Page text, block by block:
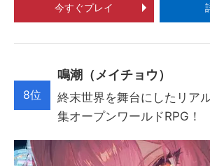
今すぐプレイ
8位
鳴潮（メイチョウ）
終末世界を舞台にしたリア
集オープンワールドRPG！